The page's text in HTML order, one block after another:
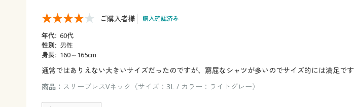
ご購入者様 購入確認済み
年代: 60代
性別: 男性
身長: 160～165cm
通常ではありえない大きいサイズだったのですが、窮屈なシャツが多いのでサイズ的には満足です
商品： スリーブレスVネック（サイズ：3L / カラー：ライトグレー）